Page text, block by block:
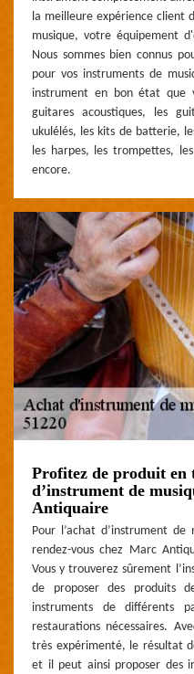
la meilleure expérience client
musique, votre équipement
Nous sommes bien connus
pour vos instruments de
instrument en bon état que
guitares acoustiques, les
ukulélés, les kits de batterie,
les harpes, les trompettes,
encore.
Profitez de produit en
d’instrument de
Antiquaire
Pour l’achat d’instrument de
rendez-vous chez Marc
Vous y trouverez sûrement
de proposer des produits
instruments de différents
restaurations nécessaires.
très expérimenté, le résultat
et il peut ainsi proposer des